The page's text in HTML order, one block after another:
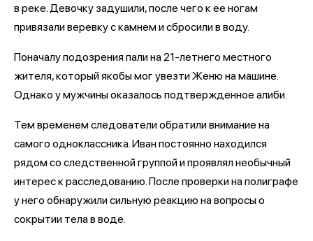
в реке. Девочку задушили, после чего к ее ногам
привязали веревку с камнем и сбросили в воду.
Поначалу подозрения пали на 21-летнего местного
жителя, который якобы мог увезти Женю на машине.
Однако у мужчины оказалось подтвержденное алиби.
Тем временем следователи обратили внимание на
самого одноклассника. Иван постоянно находился
рядом со следственной группой и проявлял необычный
интерес к расследованию. После проверки на полиграфе
у него обнаружили сильную реакцию на вопросы о
сокрытии тела в воде.